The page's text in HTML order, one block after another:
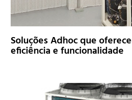
Soluções Adhoc que
eficiência e funcionalidade